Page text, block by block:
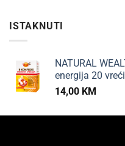
ISTAKNUTI
NATURAL
energija 20
14,00 KM